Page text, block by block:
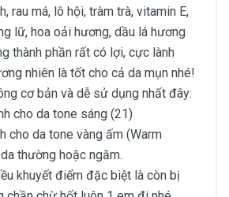
rau má, lô hội, tràm trà, vitamin E,
lữ, hoa oải hương, dầu lá hương
thành phần rất có lợi, cực lành
nhiên là tốt cho cả da mụn nhé!
cơ bản và dễ sử dụng nhất đây:
cho da tone sáng (21)
cho da tone vàng ấm (Warm
thường hoặc ngăm.
khuyết điểm đặc biệt là còn bị